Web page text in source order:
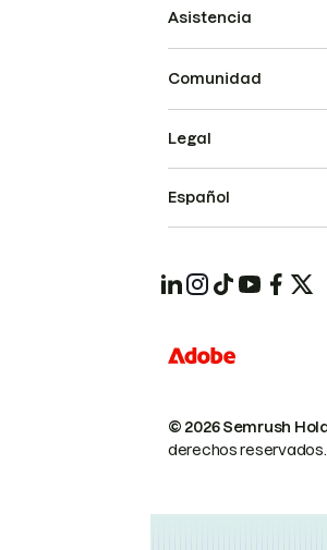
Asistencia
Comunidad
© 2026 Semrush
derechos reservados.
Legal
Español